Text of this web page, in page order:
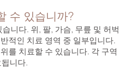
수 있습니까?
니다. 위, 팔, 가슴, 무릎 및 허벅
적인 치료 영역 중 일부입니다.
를 치료할 수 있습니다. 각 구역
니다.